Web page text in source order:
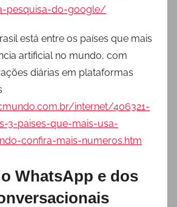
pesquisa-do-google/
está entre os países que mais
artificial no mundo, com
diárias em plataformas
internet/406321-
3-paises-que-mais-usa-
confira-mais-numeros.htm
WhatsApp e dos